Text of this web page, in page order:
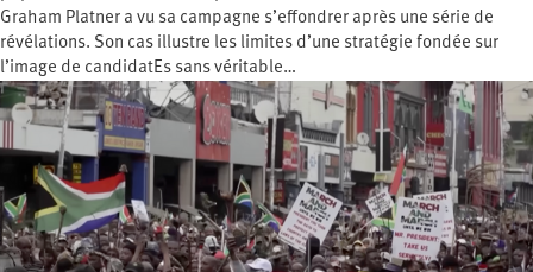
Graham Platner a vu sa campagne s’effondrer après une série de
révélations. Son cas illustre les limites d’une stratégie fondée sur
l’image de candidatEs sans véritable…